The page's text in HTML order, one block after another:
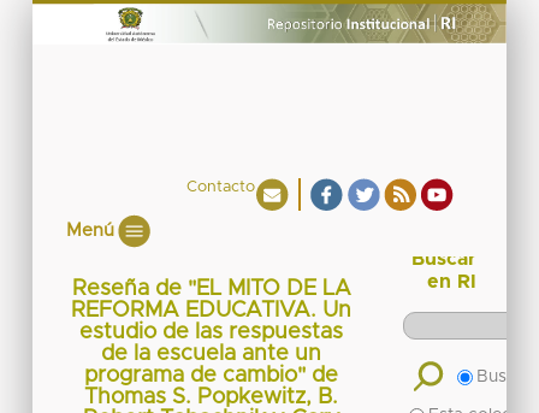
Contacto
Menú
Reseña de "EL MITO DE LA
REFORMA EDUCATIVA. Un
estudio de las respuestas
de la escuela ante un
programa de cambio" de
Thomas S. Popkewitz, B.
Buscar
en RI
Buscar